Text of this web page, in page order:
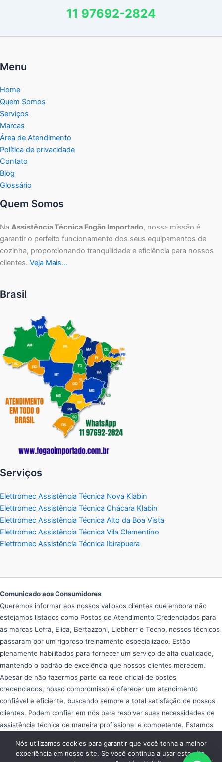
11 97692-2824
Menu
Home
Quem Somos
Serviços
Marcas
Área de Atendimento
Política de privacidade
Contato
Blog
Glossário
Quem Somos
Na Assistência Técnica Fogão Importado, nossa missão é
garantir o perfeito funcionamento dos seus equipamentos de
cozinha, proporcionando tranquilidade e eficiência para nossos
clientes. Veja Mais…
Brasil
Serviços
Elettromec Assistência Técnica Nova Klabin
Elettromec Assistência Técnica Chácara Klabin
Elettromec Assistência Técnica Alto da Boa Vista
Elettromec Assistência Técnica Vila Clementino
Elettromec Assistência Técnica Ibirapuera
Comunicado aos Consumidores
Queremos informar aos nossos valiosos clientes que embora não
estejamos listados como Postos de Atendimento Credenciados para
as marcas Lofra, Elica, Bertazzoni, Liebherr e Tecno, nossos técnicos
passaram por um rigoroso treinamento especializado. Estão
plenamente habilitados para fornecer um serviço de alta qualidade,
mantendo o padrão de excelência que nossos clientes merecem.
Apesar de não fazermos parte da rede oficial de postos
credenciados, nosso compromisso é oferecer um atendimento
confiável e eficiente, buscando sempre a total satisfação de nossos
clientes. Podem confiar em nós para resolver suas necessidades de
assistência técnica de maneira profissional e competente. Estamos
forma possível, proporcionando tranquilidade e eficiência em seu dia
Nós utilizamos cookies para garantir que você tenha a melhor
experiência em nosso site. Se você continua a usar este site,